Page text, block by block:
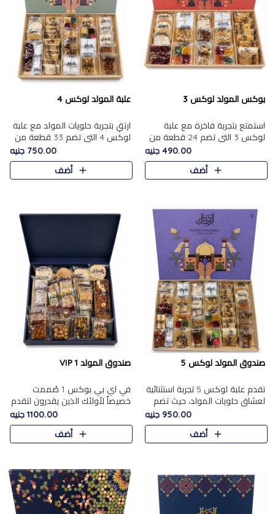
بوكس المولد لوكس 3
استمتع بتجربة فاخرة مع علبة
لوكس 3 التي تضم 24 قطعة من
أشهر حلويات المولد الشرقية
المختارة بعناية. تحتوي التشكيلة
على الجزرية بالفول، والملب..
490.00 جنيه
أضف
علبة المولد لوكس 4
ارتقِ بتجربة حلويات المولد مع علبة
لوكس 4 التي تضم 33 قطعة من
تشكيلة فاخرة ومتنوعة من أشهر
الأصناف الشرقية. تحتوي العلبة على
الجزرية بالفول،..
750.00 جنيه
أضف
صندوق المولد لوكس 5
تقدم علبة لوكس 5 تجربة استثنائية
لعشاق حلويات المولد، حيث تضم
42 قطعة من تشكيلة فاخرة تجمع
بين أشهر الأصناف التقليدية وأصناف
مميزة مختارة بع..
950.00 جنيه
أضف
صندوق المولد VIP 1
في اي بي بوكس 1 صُممت
خصيصاً لأولئك الذين يقدرون لتقدم
تجربة استثنائية بوكس تجمع بين
أفخر حلويات المولد المصري مع
تشكيلة مختارة من الأصناف ..
1100.00 جنيه
أضف